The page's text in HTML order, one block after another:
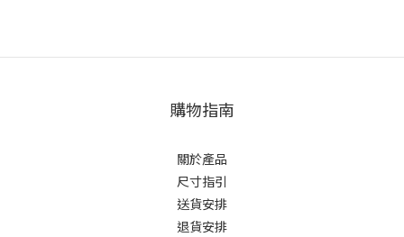
購物指南
關於產品
尺寸指引
送貨安排
退貨安排